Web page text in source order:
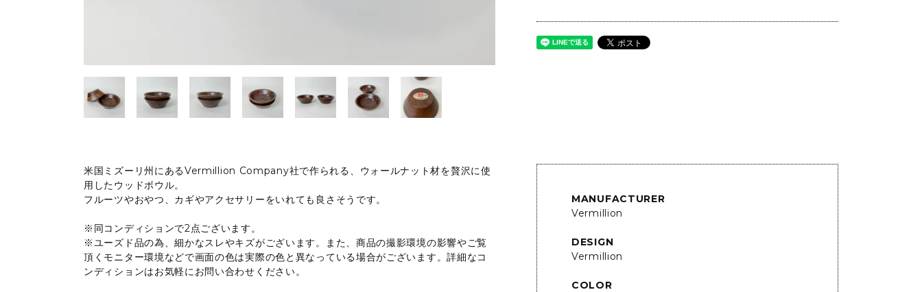
MANUFACTURER
Vermillion
DESIGN
Vermillion
COLOR
米国ミズーリ州にあるVermillion Company社で作られる、ウォールナット材を贅沢に使
用したウッドボウル。
フルーツやおやつ、カギやアクセサリーをいれても良さそうです。
※同コンディションで2点ございます。
※ユーズド品の為、細かなスレやキズがございます。また、商品の撮影環境の影響やご覧
頂くモニター環境などで画面の色は実際の色と異なっている場合がございます。詳細なコ
ンディションはお気軽にお問い合わせください。